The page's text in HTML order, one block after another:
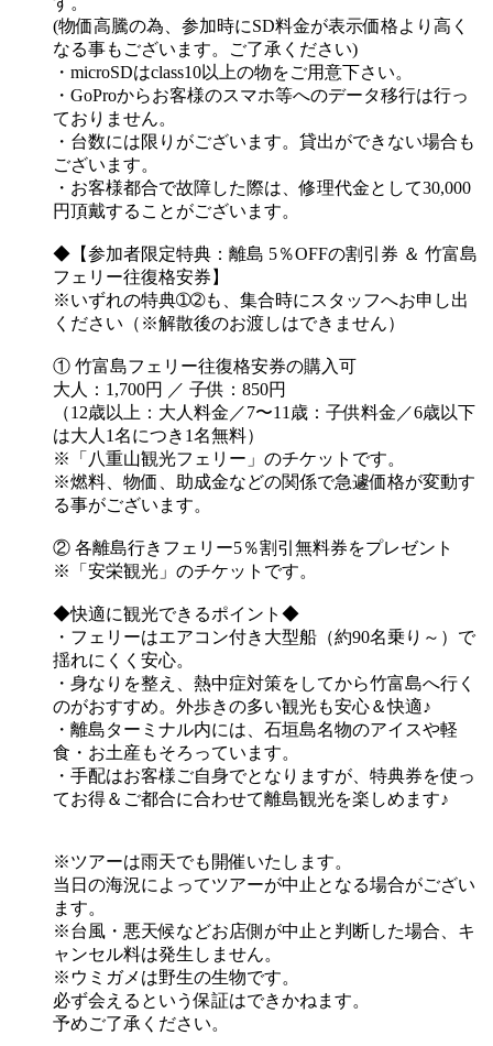
(物価高騰の為、参加時にSD料金が表示価格より高く
なる事もございます。ご了承ください)
・microSDはclass10以上の物をご用意下さい。
・GoProからお客様のスマホ等へのデータ移行は行っ
ておりません。
・台数には限りがございます。貸出ができない場合も
ございます。
・お客様都合で故障した際は、修理代金として30,000
円頂戴することがございます。
◆【参加者限定特典：離島 5％OFFの割引券 ＆ 竹富島
フェリー往復格安券】
※いずれの特典➀➁も、集合時にスタッフへお申し出
ください（※解散後のお渡しはできません）
① 竹富島フェリー往復格安券の購入可
大人：1,700円 ／ 子供：850円
（12歳以上：大人料金／7〜11歳：子供料金／6歳以下
は大人1名につき1名無料）
※「八重山観光フェリー」のチケットです。
※燃料、物価、助成金などの関係で急遽価格が変動す
る事がございます。
② 各離島行きフェリー5％割引無料券をプレゼント
※「安栄観光」のチケットです。
◆快適に観光できるポイント◆
・フェリーはエアコン付き大型船（約90名乗り～）で
揺れにくく安心。
・身なりを整え、熱中症対策をしてから竹富島へ行く
のがおすすめ。外歩きの多い観光も安心＆快適♪
・離島ターミナル内には、石垣島名物のアイスや軽
食・お土産もそろっています。
・手配はお客様ご自身でとなりますが、特典券を使っ
てお得＆ご都合に合わせて離島観光を楽しめます♪
※ツアーは雨天でも開催いたします。
当日の海況によってツアーが中止となる場合がござい
ます。
※台風・悪天候などお店側が中止と判断した場合、キ
ャンセル料は発生しません。
※ウミガメは野生の生物です。
必ず会えるという保証はできかねます。
予めご了承ください。